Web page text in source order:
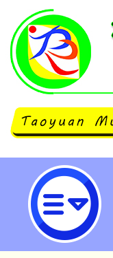
財團法人中
會）將於
（星期二）
調查」，檢